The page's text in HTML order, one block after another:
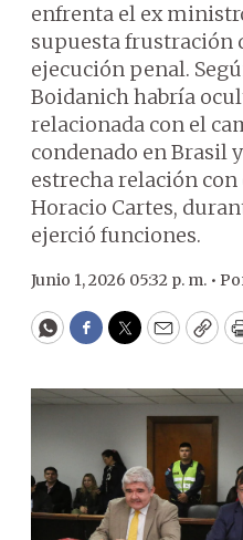
enfrenta el ex
supuesta frustración
ejecución penal.
Boidanich habría
relacionada con el
condenado en Brasil
estrecha relación
Horacio Cartes,
ejerció funciones.
Junio 1, 2026 05:32 p. m. •
WhatsApp
Facebook
Twitter
Email